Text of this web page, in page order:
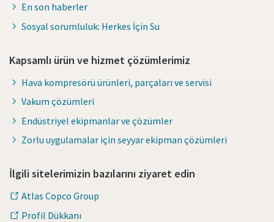
En son haberler
Sosyal sorumluluk: Herkes İçin Su
Kapsamlı ürün ve hizmet çözümlerimiz
Hava kompresörü ürünleri, parçaları ve servisi
Vakum çözümleri
Endüstriyel ekipmanlar ve çözümler
Zorlu uygulamalar için seyyar ekipman çözümleri
İlgili sitelerimizin bazılarını ziyaret edin
Atlas Copco Group
Profil Dükkanı